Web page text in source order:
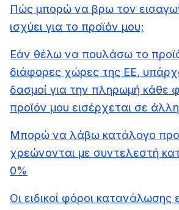
Πώς μπορώ να βρω τον
ισχύει για το προϊόν μου;
Εάν θέλω να πουλάσω το
διάφορες χώρες της ΕΕ,
δασμοί για την πληρωμή κάθε
προϊόν μου εισέρχεται σε
Μπορώ να λάβω κατάλογο
χρεώνονται με συντελεστή
0%
Οι ειδικοί φόροι κατανάλωσης